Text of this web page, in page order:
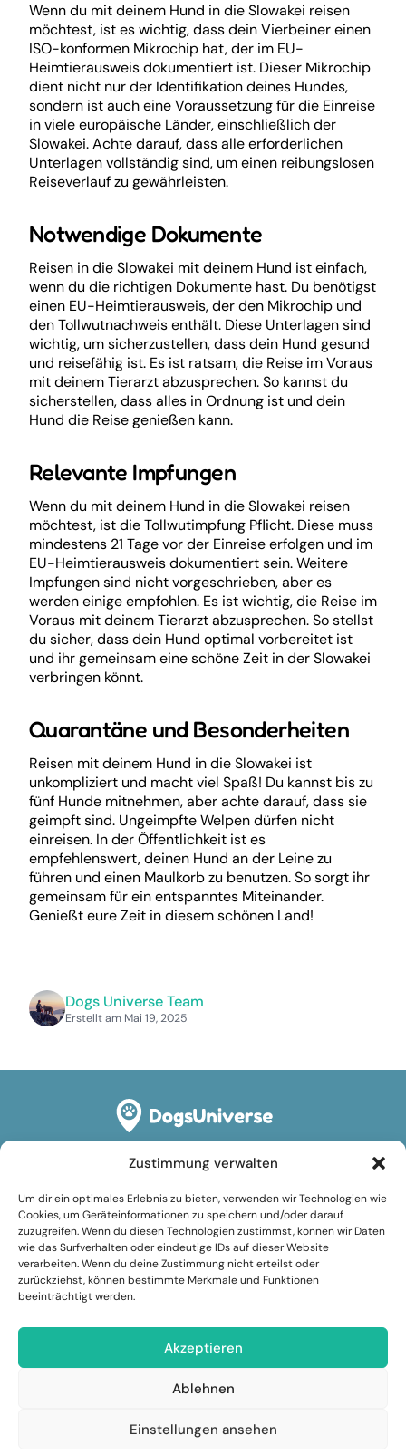
Zustimmung verwalten
Um dir ein optimales Erlebnis zu bieten, verwenden wir Technologien wie
Cookies, um Geräteinformationen zu speichern und/oder darauf
zuzugreifen. Wenn du diesen Technologien zustimmst, können wir Daten
wie das Surfverhalten oder eindeutige IDs auf dieser Website
verarbeiten. Wenn du deine Zustimmung nicht erteilst oder
zurückziehst, können bestimmte Merkmale und Funktionen
beeinträchtigt werden.
Akzeptieren
Ablehnen
Einstellungen ansehen
Dogs Universe Team
Erstellt am Mai 19, 2025
Wenn du mit deinem Hund in die Slowakei reisen
möchtest, ist es wichtig, dass dein Vierbeiner einen
ISO-konformen Mikrochip hat, der im EU-
Heimtierausweis dokumentiert ist. Dieser Mikrochip
dient nicht nur der Identifikation deines Hundes,
sondern ist auch eine Voraussetzung für die Einreise
in viele europäische Länder, einschließlich der
Slowakei. Achte darauf, dass alle erforderlichen
Unterlagen vollständig sind, um einen reibungslosen
Reiseverlauf zu gewährleisten.
Notwendige Dokumente
Reisen in die Slowakei mit deinem Hund ist einfach,
wenn du die richtigen Dokumente hast. Du benötigst
einen EU-Heimtierausweis, der den Mikrochip und
den Tollwutnachweis enthält. Diese Unterlagen sind
wichtig, um sicherzustellen, dass dein Hund gesund
und reisefähig ist. Es ist ratsam, die Reise im Voraus
mit deinem Tierarzt abzusprechen. So kannst du
sicherstellen, dass alles in Ordnung ist und dein
Hund die Reise genießen kann.
Relevante Impfungen
Wenn du mit deinem Hund in die Slowakei reisen
möchtest, ist die Tollwutimpfung Pflicht. Diese muss
mindestens 21 Tage vor der Einreise erfolgen und im
EU-Heimtierausweis dokumentiert sein. Weitere
Impfungen sind nicht vorgeschrieben, aber es
werden einige empfohlen. Es ist wichtig, die Reise im
Voraus mit deinem Tierarzt abzusprechen. So stellst
du sicher, dass dein Hund optimal vorbereitet ist
und ihr gemeinsam eine schöne Zeit in der Slowakei
verbringen könnt.
Quarantäne und Besonderheiten
Reisen mit deinem Hund in die Slowakei ist
unkompliziert und macht viel Spaß! Du kannst bis zu
fünf Hunde mitnehmen, aber achte darauf, dass sie
geimpft sind. Ungeimpfte Welpen dürfen nicht
einreisen. In der Öffentlichkeit ist es
empfehlenswert, deinen Hund an der Leine zu
führen und einen Maulkorb zu benutzen. So sorgt ihr
gemeinsam für ein entspanntes Miteinander.
Genießt eure Zeit in diesem schönen Land!
Impressum
Datenschutzerklärung
Cookie-Richtlinie (EU)
Nutzungsbedingungen
Folge uns
Facebook